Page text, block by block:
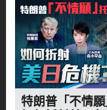
特朗普「不情